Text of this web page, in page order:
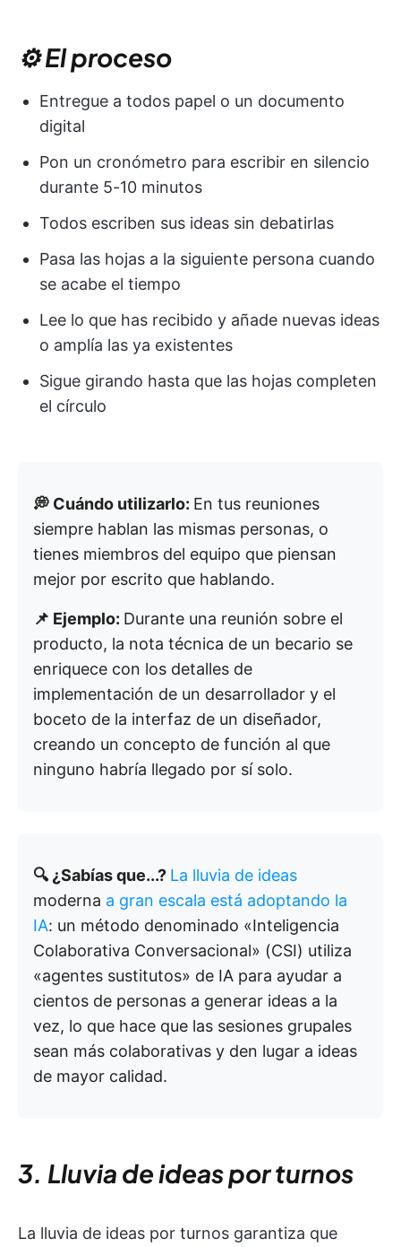
⚙️ El proceso
Entregue a todos papel o un documento
digital
Pon un cronómetro para escribir en silencio
durante 5-10 minutos
Todos escriben sus ideas sin debatirlas
Pasa las hojas a la siguiente persona cuando
se acabe el tiempo
Lee lo que has recibido y añade nuevas ideas
o amplía las ya existentes
Sigue girando hasta que las hojas completen
el círculo
💭 Cuándo utilizarlo: En tus reuniones
siempre hablan las mismas personas, o
tienes miembros del equipo que piensan
mejor por escrito que hablando.
📌 Ejemplo: Durante una reunión sobre el
producto, la nota técnica de un becario se
enriquece con los detalles de
implementación de un desarrollador y el
boceto de la interfaz de un diseñador,
creando un concepto de función al que
ninguno habría llegado por sí solo.
🔍 ¿Sabías que...? La lluvia de ideas
moderna a gran escala está adoptando la
IA: un método denominado «Inteligencia
Colaborativa Conversacional» (CSI) utiliza
«agentes sustitutos» de IA para ayudar a
cientos de personas a generar ideas a la
vez, lo que hace que las sesiones grupales
sean más colaborativas y den lugar a ideas
de mayor calidad.
3. Lluvia de ideas por turnos
La lluvia de ideas por turnos garantiza que